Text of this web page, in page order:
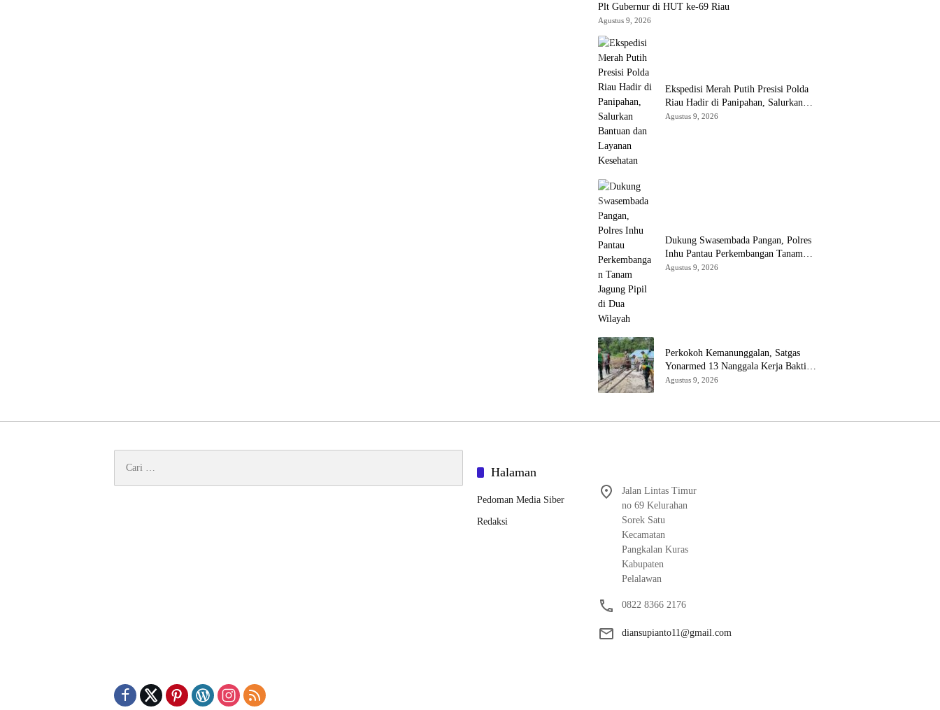
Plt Gubernur di HUT ke-69 Riau
Agustus 9, 2026
Ekspedisi Merah Putih Presisi Polda
Riau Hadir di Panipahan, Salurkan
Bantuan dan Layanan Kesehatan
Agustus 9, 2026
Dukung Swasembada Pangan, Polres
Inhu Pantau Perkembangan Tanam
Agustus 9, 2026
Perkokoh Kemanunggalan, Satgas
Yonarmed 13 Nanggala Kerja Bakti
Bangun Masjid Al-Hikmah di Kapuas
Agustus 9, 2026
untuk:
Halaman
Pedoman Media Siber
Redaksi
Jalan Lintas Timur
no 69 Kelurahan
Sorek Satu
Kecamatan
Pangkalan Kuras
Kabupaten
Pelalawan
0822 8366 2176
diansupianto11@gmail.com